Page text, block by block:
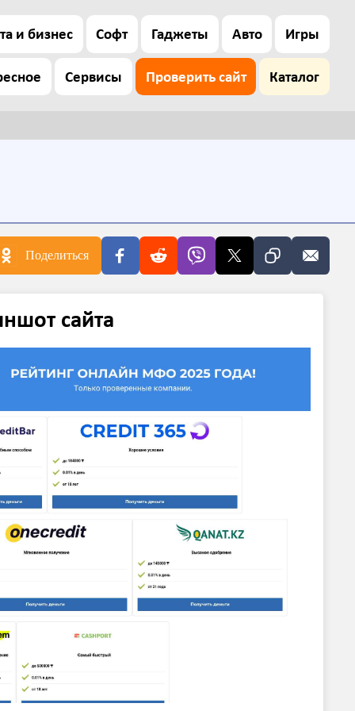
и бизнес Софт Гаджеты Авто Игры
Сервисы Проверить сайт Каталог
Поделиться
сайта